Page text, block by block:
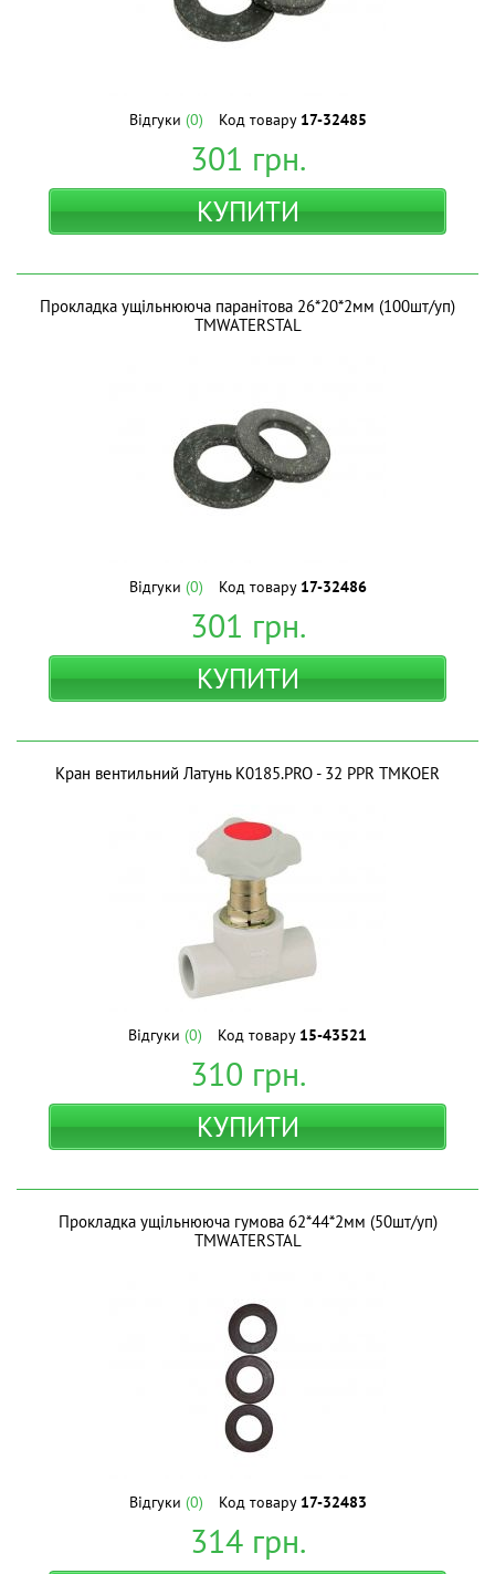
Відгуки (0) Код товару 17-32485
301 грн.
КУПИТИ
Прокладка ущільнююча паранітова 26*20*2мм (100шт/уп)
ТМWATERSTAL
Відгуки (0) Код товару 17-32486
301 грн.
КУПИТИ
Кран вентильний Латунь K0185.PRO - 32 PPR ТМKOER
Відгуки (0) Код товару 15-43521
310 грн.
КУПИТИ
Прокладка ущільнююча гумова 62*44*2мм (50шт/уп)
ТМWATERSTAL
Відгуки (0) Код товару 17-32483
314грн.